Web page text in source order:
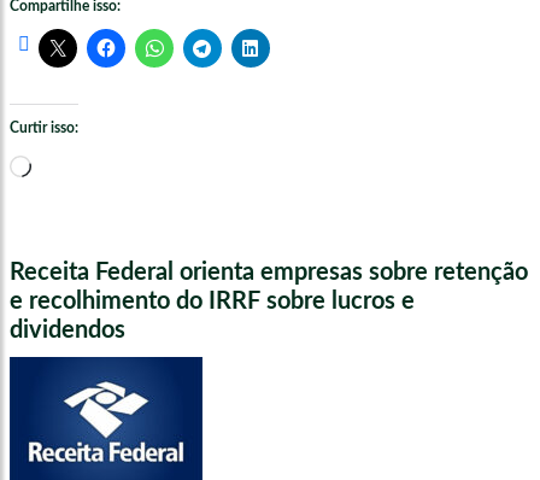
Compartilhe isso:
Curtir isso:
Carregando...
Receita Federal orienta empresas sobre retenção
e recolhimento do IRRF sobre lucros e
dividendos